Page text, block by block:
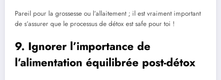
Pareil pour la grossesse ou l’allaitement ; il est vraiment important
de s’assurer que le processus de détox est safe pour toi !
9. Ignorer l’importance de
l’alimentation équilibrée post-détox